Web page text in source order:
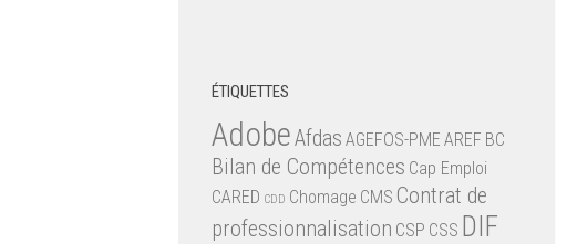
ÉTIQUETTES
AdobeAfdas AGEFOS-PME AREF BC
Bilan de Compétences Cap Emploi
CARED CDD Chomage CMS Contrat de
professionnalisation CSP CSS DIF